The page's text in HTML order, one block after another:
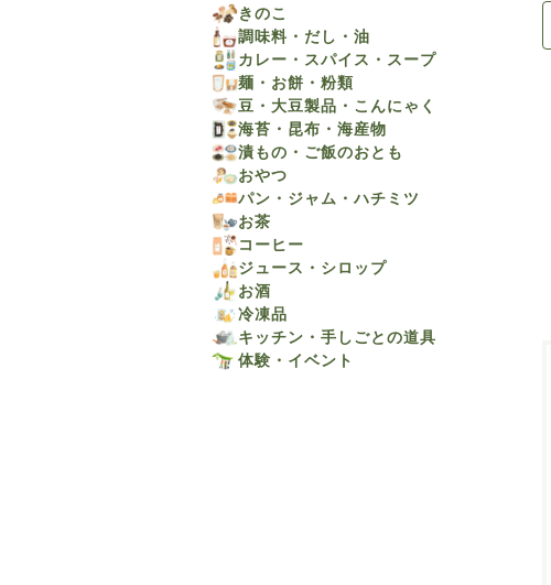
きのこ
調味料・だし・油
カレー・スパイス・スープ
麺・お餅・粉類
豆・大豆製品・こんにゃく
海苔・昆布・海産物
漬もの・ご飯のおとも
おやつ
パン・ジャム・ハチミツ
お茶
コーヒー
ジュース・シロップ
お酒
冷凍品
キッチン・手しごとの道具
体験・イベント